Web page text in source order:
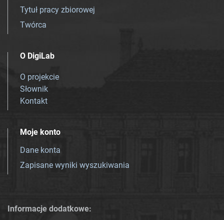
Tytuł pracy zbiorowej
Twórca
O DigiLab
O projekcie
Słownik
Kontakt
Moje konto
Dane konta
Zapisane wyniki wyszukiwania
Informacje dodatkowe: